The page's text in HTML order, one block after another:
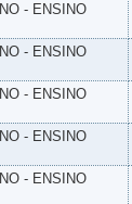
- ENSINO
- ENSINO
- ENSINO
- ENSINO
- ENSINO